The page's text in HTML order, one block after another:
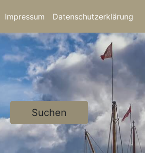
Impressum Datenschutzerklärung
Suchen